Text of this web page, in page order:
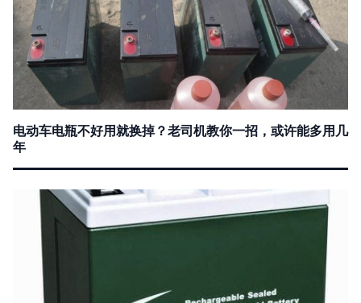
电动车电瓶不好用就换掉？老司机教你一招，或许能多用几
年